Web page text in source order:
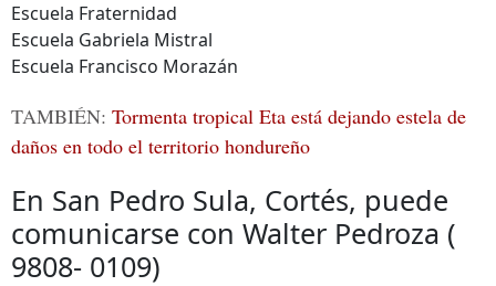
Escuela Fraternidad
Escuela Gabriela Mistral
Escuela Francisco Morazán
TAMBIÉN: Tormenta tropical Eta está dejando estela de
daños en todo el territorio hondureño
En San Pedro Sula, Cortés, puede
comunicarse con Walter Pedroza (
9808- 0109)